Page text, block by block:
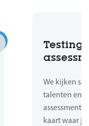
Testing
We kijken
talenten en
assessments
kaart waar